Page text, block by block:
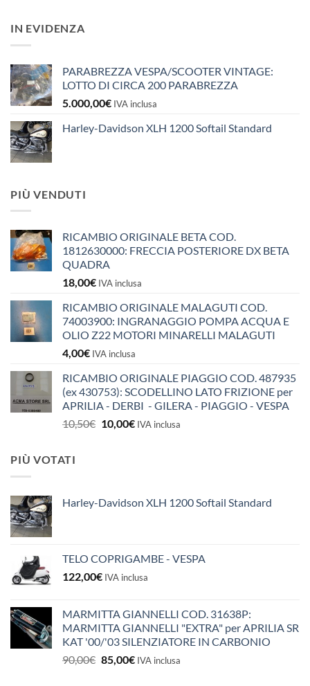
IN EVIDENZA
PARABREZZA VESPA/SCOOTER VINTAGE:
LOTTO DI CIRCA 200 PARABREZZA
5.000,00€ IVA inclusa
Harley-Davidson XLH 1200 Softail Standard
PIÙ VENDUTI
RICAMBIO ORIGINALE BETA COD.
1812630000: FRECCIA POSTERIORE DX BETA
QUADRA
18,00€ IVA inclusa
RICAMBIO ORIGINALE MALAGUTI COD.
74003900: INGRANAGGIO POMPA ACQUA E
OLIO Z22 MOTORI MINARELLI MALAGUTI
4,00€ IVA inclusa
RICAMBIO ORIGINALE PIAGGIO COD. 487935
(ex 430753): SCODELLINO LATO FRIZIONE per
APRILIA - DERBI - GILERA - PIAGGIO - VESPA
10,50€ Il
10,00€IlIVA inclusa
PIÙ VOTATI
Harley-Davidson XLH 1200 Softail Standard
TELO COPRIGAMBE - VESPA
122,00€ IVA inclusa
MARMITTA GIANNELLI COD. 31638P:
MARMITTA GIANNELLI "EXTRA" per APRILIA SR
KAT '00/'03 SILENZIATORE IN CARBONIO
90,00€ Il
85,00€IlIVA inclusa